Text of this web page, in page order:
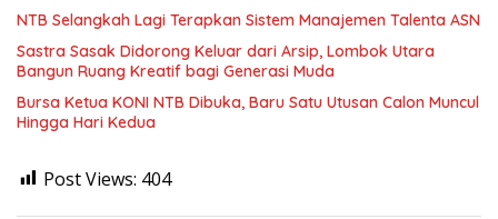
NTB Selangkah Lagi Terapkan Sistem Manajemen Talenta ASN
Sastra Sasak Didorong Keluar dari Arsip, Lombok Utara
Bangun Ruang Kreatif bagi Generasi Muda
Bursa Ketua KONI NTB Dibuka, Baru Satu Utusan Calon Muncul
Hingga Hari Kedua
Post Views: 404